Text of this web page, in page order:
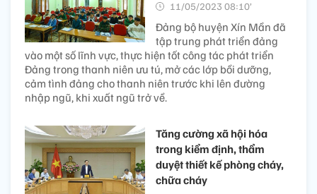
11/05/2023 08:10’
Đảng bộ huyện Xín Mần đã
tập trung phát triển đảng
vào một số lĩnh vực, thực hiện tốt công tác phát triển
Đảng trong thanh niên ưu tú, mở các lớp bồi dưỡng,
cảm tình đảng cho thanh niên trước khi lên đường
nhập ngũ, khi xuất ngũ trở về.
Tăng cường xã hội hóa
trong kiểm định, thẩm
duyệt thiết kế phòng cháy,
chữa cháy